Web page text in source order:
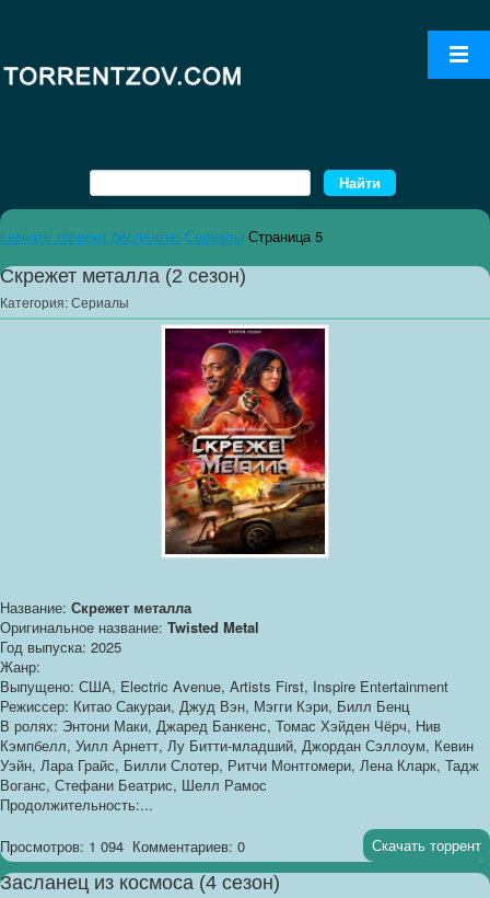
скачать торрент бесплатно Сериалы Страница 5
Скрежет металла (2 сезон)
Категория:Сериалы
Название: Скрежет металла
Оригинальное название: Twisted Metal
Год выпуска: 2025
Жанр:
Выпущено: США, Electric Avenue, Artists First, Inspire Entertainment
Режиссер: Китао Сакураи, Джуд Вэн, Мэгги Кэри, Билл Бенц
В ролях: Энтони Маки, Джаред Банкенс, Томас Хэйден Чёрч, Нив
Кэмпбелл, Уилл Арнетт, Лу Битти-младший, Джордан Сэллоум, Кевин
Уэйн, Лара Грайс, Билли Слотер, Ритчи Монтгомери, Лена Кларк, Тадж
Воганс, Стефани Беатрис, Шелл Рамос
Продолжительность:...
Просмотров: 1 094 Комментариев: 0 Скачать торрент
Засланец из космоса (4 сезон)